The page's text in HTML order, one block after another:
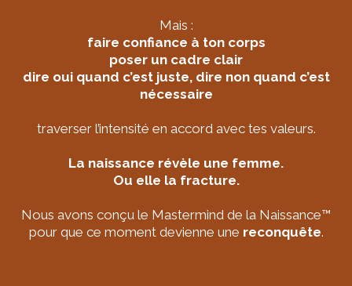
Mais :
faire confiance à ton corps
poser un cadre clair
dire oui quand c’est juste, dire non quand c’est
nécessaire
traverser l’intensité en accord avec tes valeurs.
La naissance révèle une femme.
Ou elle la fracture.
Nous avons conçu le Mastermind de la Naissance™
pour que ce moment devienne une reconquête.